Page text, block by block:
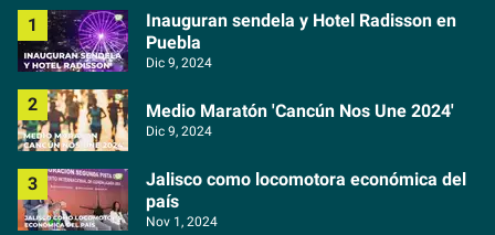
Inauguran sendela y Hotel Radisson en
Puebla
Dic 9, 2024
Medio Maratón 'Cancún Nos Une 2024'
Dic 9, 2024
Jalisco como locomotora económica del
país
Nov 1, 2024